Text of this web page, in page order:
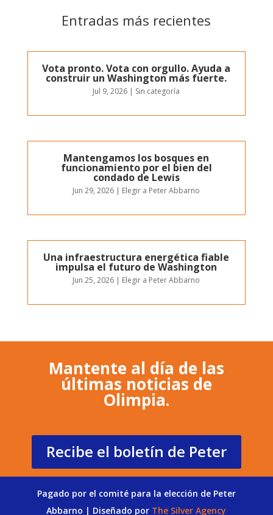
Entradas más recientes
Vota pronto. Vota con orgullo. Ayuda a
construir un Washington más fuerte.
Jul 9, 2026 | Sin categoría
Mantengamos los bosques en
funcionamiento por el bien del
condado de Lewis
Jun 29, 2026 | Elegir a Peter Abbarno
Una infraestructura energética fiable
impulsa el futuro de Washington
Jun 25, 2026 | Elegir a Peter Abbarno
Mantente al día de las
últimas noticias de
Olimpia.
Recibe el boletín de Peter
Pagado por el comité para la elección de Peter
Abbarno | Diseñado por The Silver Agency